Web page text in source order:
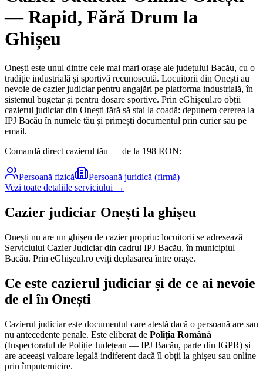
— Rapid, Fără Drum la
Ghișeu
Onești este unul dintre cele mai mari orașe ale județului Bacău, cu o
tradiție industrială și sportivă recunoscută. Locuitorii din Onești au
nevoie de cazier judiciar pentru angajări pe platforma industrială, în
sistemul bugetar și pentru dosare sportive. Prin eGhișeul.ro obții
cazierul judiciar din Onești fără să stai la coadă: depunem cererea la
IPJ Bacău în numele tău și primești documentul prin curier sau pe
email.
Comandă direct cazierul tău — de la 198 RON:
Persoană fizică
Persoană juridică (firmă)
Vezi toate detaliile serviciului →
Cazier judiciar Onești la ghișeu
Onești nu are un ghișeu de cazier propriu: locuitorii se adresează
Serviciului Cazier Judiciar din cadrul IPJ Bacău, în municipiul
Bacău. Prin eGhișeul.ro eviți deplasarea între orașe.
Ce este cazierul judiciar și de ce ai nevoie
de el în Onești
Cazierul judiciar este documentul care atestă dacă o persoană are sau
nu antecedente penale. Este eliberat de Poliția Română
(Inspectoratul de Poliție Județean — IPJ Bacău, parte din IGPR) și
are aceeași valoare legală indiferent dacă îl obții la ghișeu sau online
prin împuternicire.